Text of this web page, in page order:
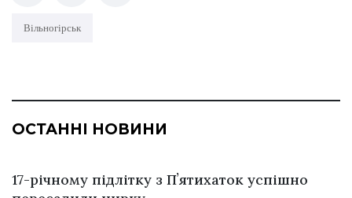
Вільногірськ
ОСТАННІ НОВИНИ
17-річному підлітку з Пʼятихаток успішно